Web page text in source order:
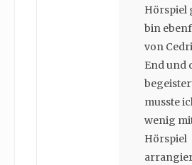
Hörspiel
bin
von
End und
musste
wenig
Hörspiel